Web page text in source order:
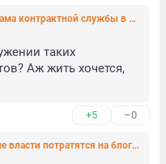
Школы, больницы и автобусы. Реклама контрактной службы в Петербурге осваивает новые горизонты
таких
Аж жить хочется,
+5 –0
Бюджет на репутацию. Петербургские власти потратятся на блогеров и федеральные медиа